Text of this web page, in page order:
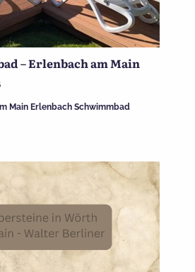
– Erlenbach am Main
Main Erlenbach Schwimmbad